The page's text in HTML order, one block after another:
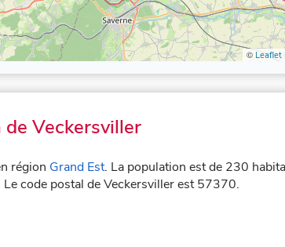
©Leaflet
Veckersviller
région Grand Est. La population est de 230
Le code postal de Veckersviller est 57370.